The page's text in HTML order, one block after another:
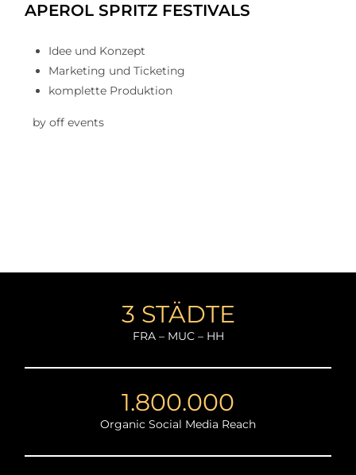
APEROL SPRITZ FESTIVALS
Idee und Konzept
Marketing und Ticketing
komplette Produktion
by off events
3 STÄDTE
FRA – MUC – HH
1.800.000
Organic Social Media Reach